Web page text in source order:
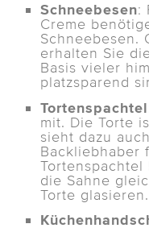
Schneebesen:
Creme
Schneebesen.
erhalten Sie
Basis vieler
platzsparend
Tortenspachtel
mit. Die Torte
sieht dazu
Backliebhaber
die Sahne
Torte glasieren.